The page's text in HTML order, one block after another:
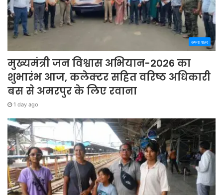
अपना शहर
मुख्यमंत्री जन विश्वास अभियान-2026 का
शुभारंभ आज, कलेक्टर सहित वरिष्ठ अधिकारी
बस से अमरपुर के लिए रवाना
1 day ago